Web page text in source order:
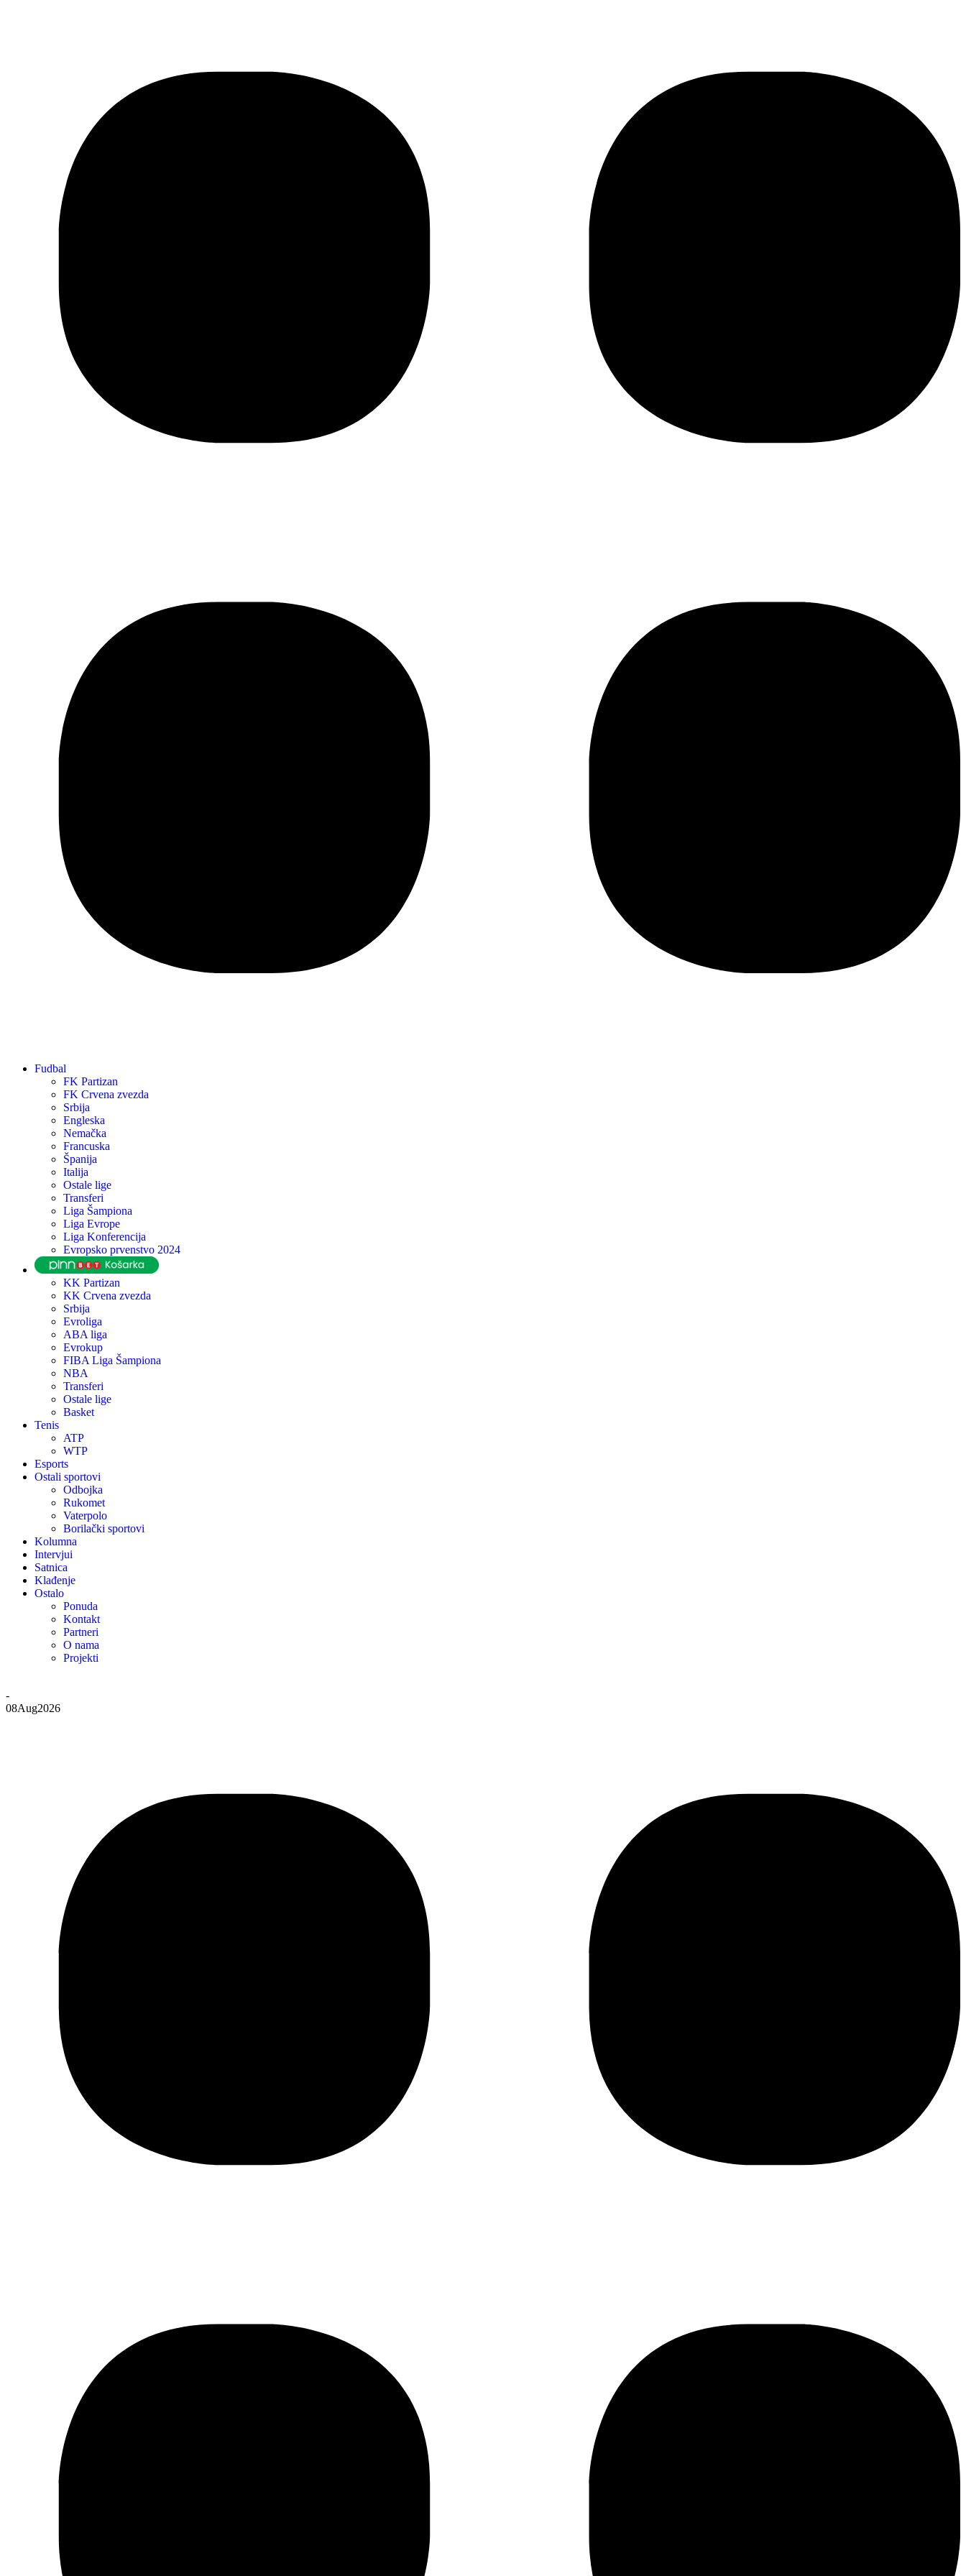
Fudbal
FK Partizan
FK Crvena zvezda
Srbija
Engleska
Nemačka
Francuska
Španija
Italija
Ostale lige
Transferi
Liga Šampiona
Liga Evrope
Liga Konferencija
Evropsko prvenstvo 2024
KK Partizan
KK Crvena zvezda
Srbija
Evroliga
ABA liga
Evrokup
FIBA Liga Šampiona
NBA
Transferi
Ostale lige
Basket
Tenis
ATP
WTP
Esports
Ostali sportovi
Odbojka
Rukomet
Vaterpolo
Borilački sportovi
Kolumna
Intervjui
Satnica
Klađenje
Ostalo
Ponuda
Kontakt
Partneri
O nama
Projekti
-
08Aug2026